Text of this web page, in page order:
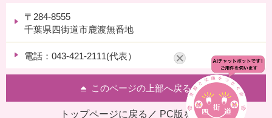
〒284-8555
千葉県四街道市鹿渡無番地
電話：043-421-2111(代表）
このページの上部へ戻る
トップページに戻る ／ PC版を表示